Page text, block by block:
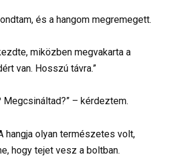
és a hangom megremegett.
miközben megvakarta a
van. Hosszú távra.”
Megcsináltad?” – kérdeztem.
hangja olyan természetes volt,
hogy tejet vesz a boltban.